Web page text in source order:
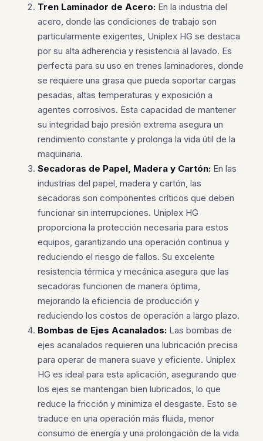
Tren Laminador de Acero: En la industria del
acero, donde las condiciones de trabajo son
particularmente exigentes, Uniplex HG se destaca
por su alta adherencia y resistencia al lavado. Es
perfecta para su uso en trenes laminadores, donde
se requiere una grasa que pueda soportar cargas
pesadas, altas temperaturas y exposición a
agentes corrosivos. Esta capacidad de mantener
su integridad bajo presión extrema asegura un
rendimiento constante y prolonga la vida útil de la
maquinaria.
Secadoras de Papel, Madera y Cartón: En las
industrias del papel, madera y cartón, las
secadoras son componentes críticos que deben
funcionar sin interrupciones. Uniplex HG
proporciona la protección necesaria para estos
equipos, garantizando una operación continua y
reduciendo el riesgo de fallos. Su excelente
resistencia térmica y mecánica asegura que las
secadoras funcionen de manera óptima,
mejorando la eficiencia de producción y
reduciendo los costos de operación a largo plazo.
Bombas de Ejes Acanalados: Las bombas de
ejes acanalados requieren una lubricación precisa
para operar de manera suave y eficiente. Uniplex
HG es ideal para esta aplicación, asegurando que
los ejes se mantengan bien lubricados, lo que
reduce la fricción y minimiza el desgaste. Esto se
traduce en una operación más fluida, menor
consumo de energía y una prolongación de la vida